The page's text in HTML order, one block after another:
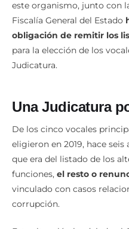
este organismo, junto con
Fiscalía General del Estado
obligación de remitir los
para la elección de los
Una Judicatura
De los cinco vocales
eligieron en 2019, hace
que era del listado de los
funciones,
el resto o
vinculado con casos